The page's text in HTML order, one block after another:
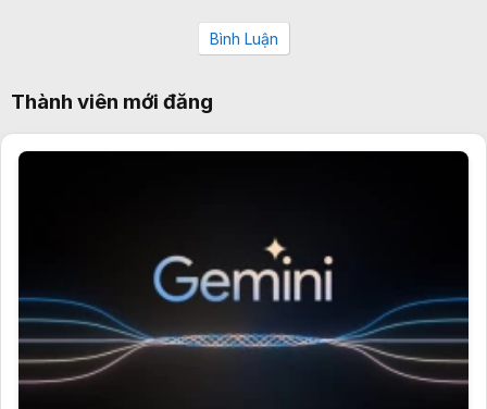
Bình Luận
Thành viên mới đăng